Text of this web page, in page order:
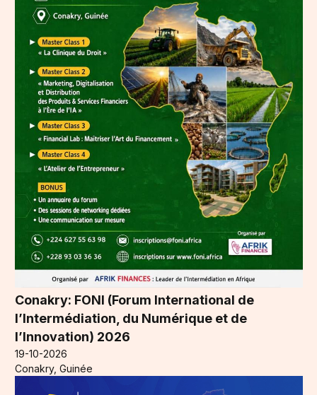
Conakry: FONI (Forum International de
l’Intermédiation, du Numérique et de
l’Innovation) 2026
19-10-2026
Conakry, Guinée